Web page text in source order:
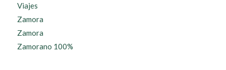
Viajes
Zamora
Zamora
Zamorano 100%